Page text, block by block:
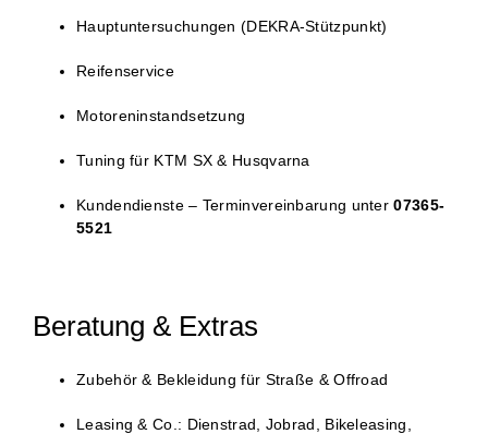
Hauptuntersuchungen (DEKRA-Stützpunkt)
Reifenservice
Motoreninstandsetzung
Tuning für KTM SX & Husqvarna
Kundendienste – Terminvereinbarung unter07365-
5521
Beratung & Extras
Zubehör & Bekleidung für Straße & Offroad
Leasing & Co.: Dienstrad, Jobrad, Bikeleasing,